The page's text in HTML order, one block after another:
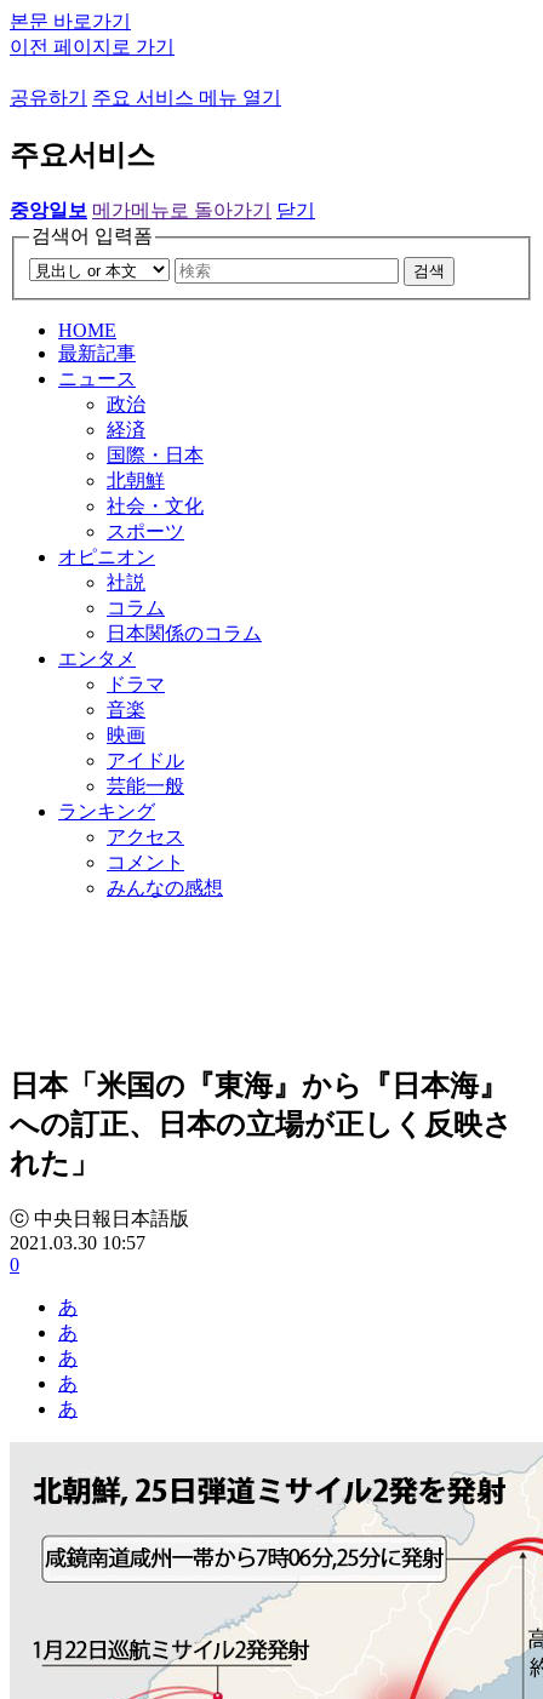
본문 바로가기
이전 페이지로 가기
공유하기 주요 서비스 메뉴 열기
주요서비스
중앙일보 메가메뉴로 돌아가기
닫기
검색어 입력폼
검색
HOME
最新記事
ニュース
政治
経済
国際・日本
北朝鮮
社会・文化
スポーツ
オピニオン
社説
コラム
日本関係のコラム
エンタメ
ドラマ
音楽
映画
アイドル
芸能一般
ランキング
アクセス
コメント
みんなの感想
日本「米国の『東海』から『日本海』
への訂正、日本の立場が正しく反映さ
れた」
ⓒ 中央日報日本語版
2021.03.30 10:57
0
あ
あ
あ
あ
あ